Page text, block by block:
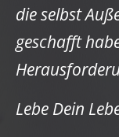
die selbst
geschafft
Lebe Dein